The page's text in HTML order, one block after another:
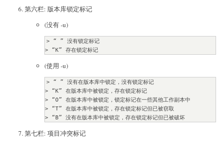
第六栏: 版本库锁定标记
(没有 -u)
> “ ” 没有锁定标记
> “K” 存在锁定标记
(使用 -u)
> “ ” 没有在版本库中锁定，没有锁定标记
> “K” 在版本库中被锁定，存在锁定标记
> “O” 在版本库中被锁定，锁定标记在一些其他工作副本中
> “T” 在版本库中被锁定，存在锁定标记但已被窃取
> “B” 没有在版本库中被锁定，存在锁定标记但已被破坏
第七栏: 项目冲突标记